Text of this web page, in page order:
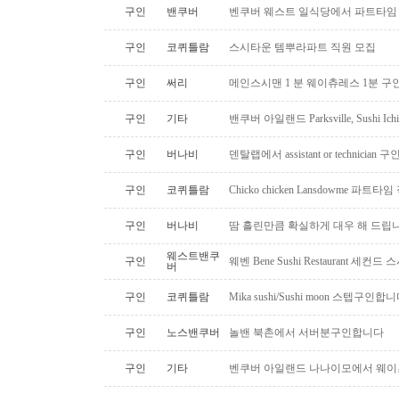
구인 밴쿠버 벤쿠버 웨스트 일식당에서 파트타
구인 코퀴틀람 스시타운 템뿌라파트 직원 모집
구인 써리 메인스시맨 1 분 웨이츄레스 1분 구
구인 기타 밴쿠버 아일랜드 Parksville, Sushi
구인 버나비 덴탈랩에서 assistant or technician 구
구인 코퀴틀람 Chicko chicken Lansdowme 파트타
구인 버나비 땀 흘린만큼 확실하게 대우 해 드립
구인
웨스트밴쿠
버
웨벤 Bene Sushi Restaurant 세컨드
구인 코퀴틀람 Mika sushi/Sushi moon 스텝구인합
구인 노스밴쿠버 놀밴 북촌에서 서버분구인합니다
구인 기타 벤쿠버 아일랜드 나나이모에서 웨